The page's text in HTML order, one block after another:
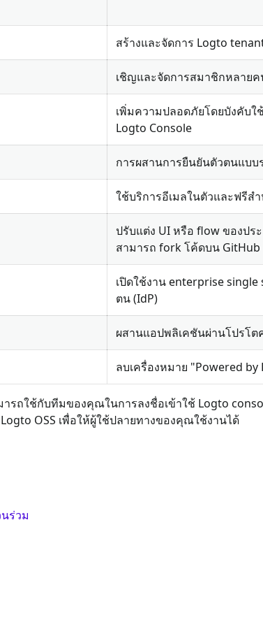
สร้างและจัดการ Logto
เชิญและจัดการสมาชิกหลาย
เพิ่มความปลอดภัยโดยบังคับใ
Logto Console
การผสานการยืนยันตัวตนแบบ
ใช้บริการอีเมลในตัวและฟรีส
ปรับแต่ง UI หรือ flow ของปร
สามารถ fork โค้ดบน GitHub
เปิดใช้งาน enterprise
ตน (IdP)
ผสานแอปพลิเคชันผ่านโปรโต
ลบเครื่องหมาย "Powered
รถใช้กับทีมของคุณในการลงชื่อเข้าใช้ Logto
OSS เพื่อให้ผู้ใช้ปลายทางของคุณใช้งานได้
ร่วม